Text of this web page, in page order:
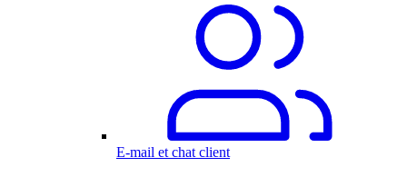
E-mail et chat client